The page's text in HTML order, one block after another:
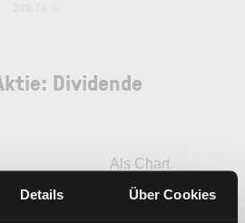
Details Über Cookies
Dividende
Als Chart